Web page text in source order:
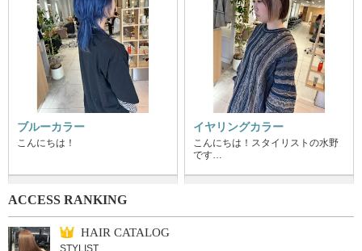
ブルーカラー
こんにちは！
イヤリングカラー
こんにちは！スタイリストの水野
です…
ACCESS RANKING
HAIR CATALOG
STYLIST